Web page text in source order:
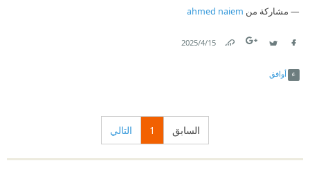
مشاركة من ahmed naiem
15‏/4‏/2025
أوافق
السابق 1 التالي